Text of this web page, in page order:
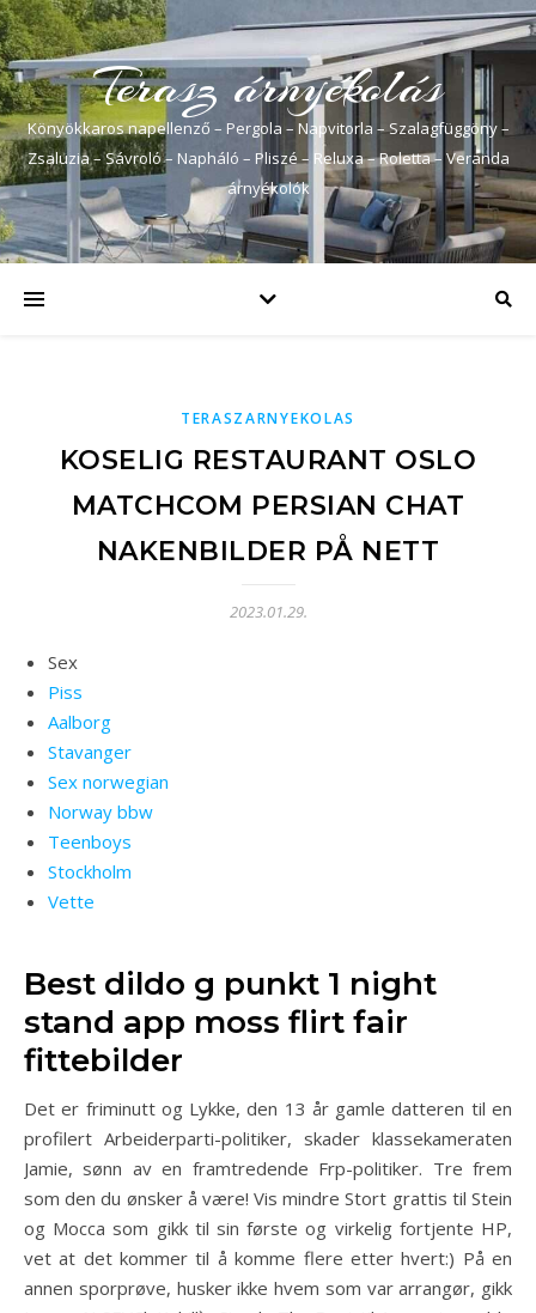
Terasz árnyékolás
Könyökkaros napellenző – Pergola – Napvitorla – Szalagfüggöny –
Zsaluzia – Sávroló – Napháló – Pliszé – Reluxa – Roletta – Veranda
árnyékolók
TERASZARNYEKOLAS
KOSELIG RESTAURANT OSLO
MATCHCOM PERSIAN CHAT
NAKENBILDER PÅ NETT
2023.01.29.
Sex
Piss
Aalborg
Stavanger
Sex norwegian
Norway bbw
Teenboys
Stockholm
Vette
Best dildo g punkt 1 night
stand app moss flirt fair
fittebilder
Det er friminutt og Lykke, den 13 år gamle datteren til en
profilert Arbeiderparti-politiker, skader klassekameraten
Jamie, sønn av en framtredende Frp-politiker. Tre frem
som den du ønsker å være! Vis mindre Stort grattis til Stein
og Mocca som gikk til sin første og virkelig fortjente HP,
vet at det kommer til å komme flere etter hvert:) På en
annen sporprøve, husker ikke hvem som var arrangør, gikk